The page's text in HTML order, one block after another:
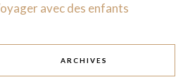
avec des enfants
ARCHIVES